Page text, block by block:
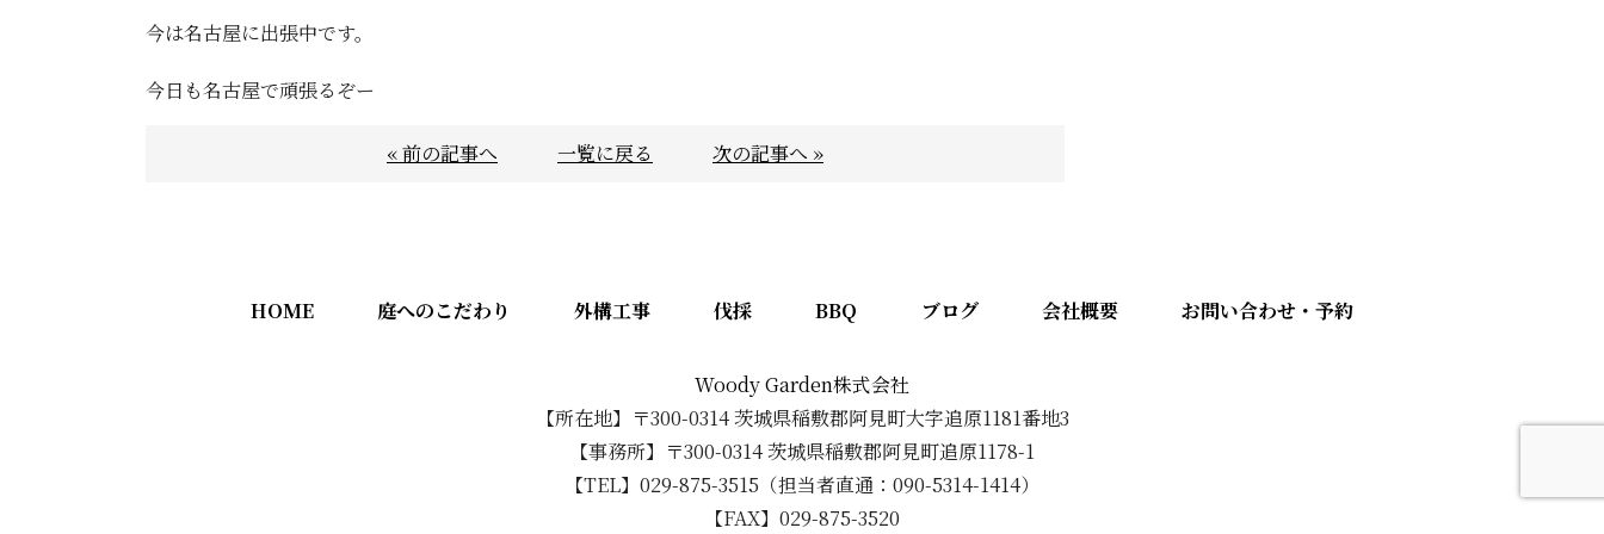
今は名古屋に出張中です。
今日も名古屋で頑張るぞー
« 前の記事へ 一覧に戻る 次の記事へ »
HOME 庭へのこだわり 外構工事 伐採 BBQ ブログ 会社概要 お問い合わせ・予約
Woody Garden株式会社
【所在地】〒300-0314 茨城県稲敷郡阿見町大字追原1181番地3
【事務所】〒300-0314 茨城県稲敷郡阿見町追原1178-1
【TEL】029-875-3515（担当者直通：090-5314-1414）
【FAX】029-875-3520